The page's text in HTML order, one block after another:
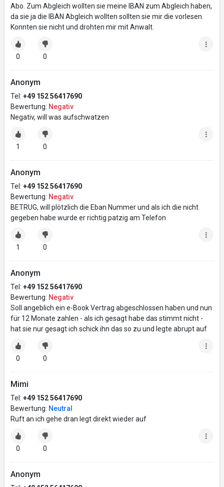
Abo. Zum Abgleich wollten sie meine IBAN zum Abgleich haben,
da sie ja die IBAN Abgleich wollten sollten sie mir die vorlesen.
Konnten sie nicht und drohten mir mit Anwalt.
0 0
Anonym
Tel: +49 152 56417690
Bewertung: Negativ
Negativ, will was aufschwatzen
1 0
Anonym
Tel: +49 152 56417690
Bewertung: Negativ
BETRUG, will plötzlich die Eban Nummer und als ich die nicht
gegeben habe wurde er richtig patzig am Telefon
1 0
Anonym
Tel: +49 152 56417690
Bewertung: Negativ
Soll angeblich ein e-Book Vertrag abgeschlossen haben und nun
für 12 Monate zahlen - als ich gesagt habe das stimmt nicht -
hat sie nur gesagt ich schick ihn das so zu und legte abrupt auf
0 0
Mimi
Tel: +49 152 56417690
Bewertung: Neutral
Ruft an ich gehe dran legt direkt wieder auf
0 0
Anonym